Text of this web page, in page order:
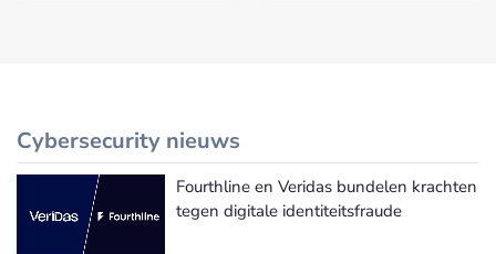
Cybersecurity nieuws
Meer Cybersecurity nieuws
Fourthline en Veridas bundelen krachten
tegen digitale identiteitsfraude